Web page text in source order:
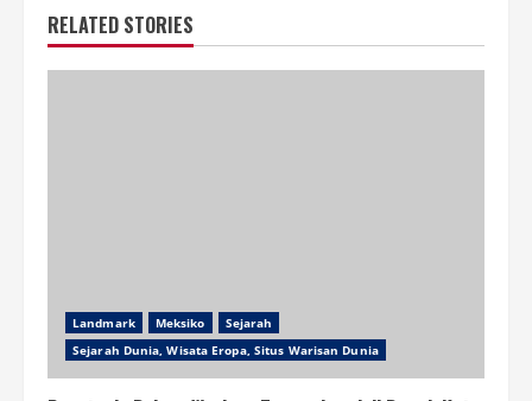
RELATED STORIES
Landmark Meksiko
Sejarah
Sejarah Dunia, Wisata Eropa, Situs Warisan Dunia